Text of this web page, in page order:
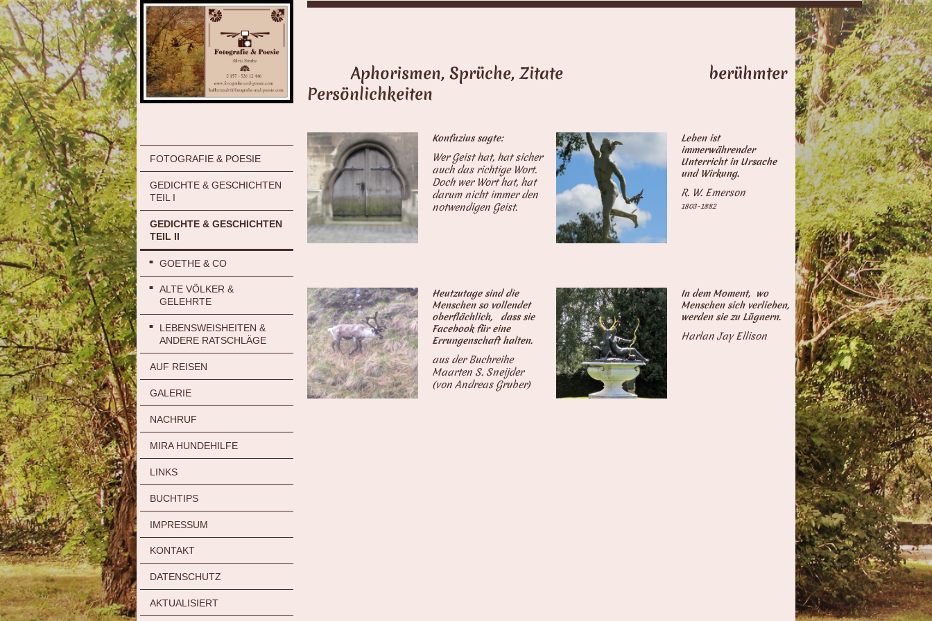
FOTOGRAFIE & POESIE
GEDICHTE & GESCHICHTEN
TEIL I
GEDICHTE & GESCHICHTEN
TEIL II
GOETHE & CO
ALTE VÖLKER &
GELEHRTE
LEBENSWEISHEITEN &
ANDERE RATSCHLÄGE
AUF REISEN
GALERIE
NACHRUF
MIRA HUNDEHILFE
LINKS
BUCHTIPS
IMPRESSUM
KONTAKT
DATENSCHUTZ
AKTUALISIERT
Aphorismen, Sprüche, Zitate berühmter
Persönlichkeiten
Konfuzius sagte:
Wer Geist hat, hat sicher
auch das richtige Wort.
Doch wer Wort hat, hat
darum nicht immer den
notwendigen Geist.
Leben ist
immerwährender
Unterricht in Ursache
und Wirkung.
R. W. Emerson
1803-1882
Heutzutage sind die
Menschen so vollendet
oberflächlich, dass sie
Facebook für eine
Errungenschaft halten.
aus der Buchreihe
Maarten S. Sneijder
(von Andreas Gruber)
In dem Moment, wo
Menschen sich verlieben,
werden sie zu Lügnern.
Harlan Jay Ellison